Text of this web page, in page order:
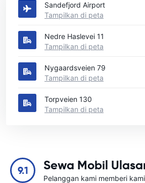
Sandefjord Airport
Tampilkan di peta
Nedre Haslevei 11
Tampilkan di peta
Nygaardsveien 79
Tampilkan di peta
Torpveien 130
Tampilkan di peta
9.1 Sewa Mobil
Pelanggan kami memberi